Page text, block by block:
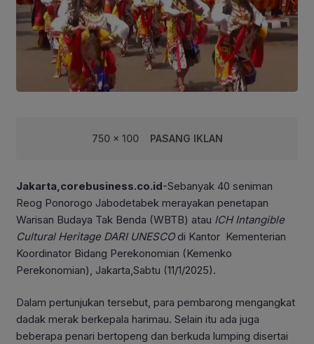
750 x 100 PASANG IKLAN
Jakarta,corebusiness.co.id-Sebanyak 40 seniman
Reog Ponorogo Jabodetabek merayakan penetapan
Warisan Budaya Tak Benda (WBTB) atau ICH Intangible
Cultural Heritage DARI UNESCOdi Kantor Kementerian
Koordinator Bidang Perekonomian (Kemenko
Perekonomian), Jakarta,Sabtu (11/1/2025).
Dalam pertunjukan tersebut, para pembarong mengangkat
dadak merak berkepala harimau. Selain itu ada juga
beberapa penari bertopeng dan berkuda lumping disertai